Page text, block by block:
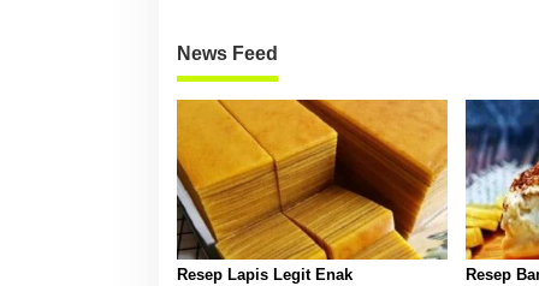
News Feed
Resep Lapis Legit Enak Resep